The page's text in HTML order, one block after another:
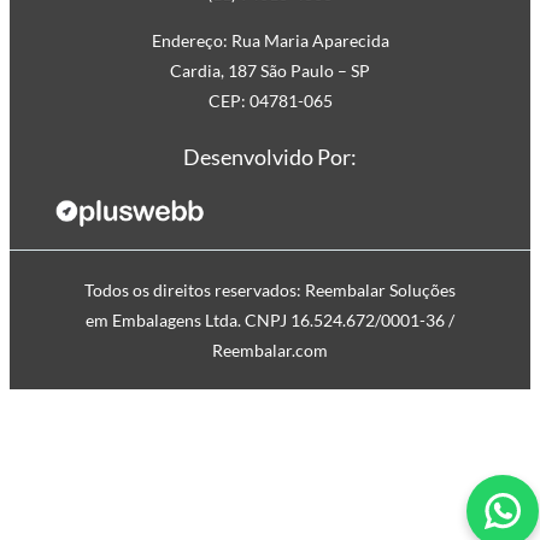
Embalagem
Fita Adesiva Transparente
Fita Adesiva Transparente
Fita de Arquear
Fita de Arquear PET
Endereço: Rua Maria Aparecida
Cardia, 187 São Paulo – SP
CEP: 04781-065
Desenvolvido Por:
Todos os direitos reservados: Reembalar Soluções
em Embalagens Ltda. CNPJ 16.524.672/0001-36 /
Reembalar.com